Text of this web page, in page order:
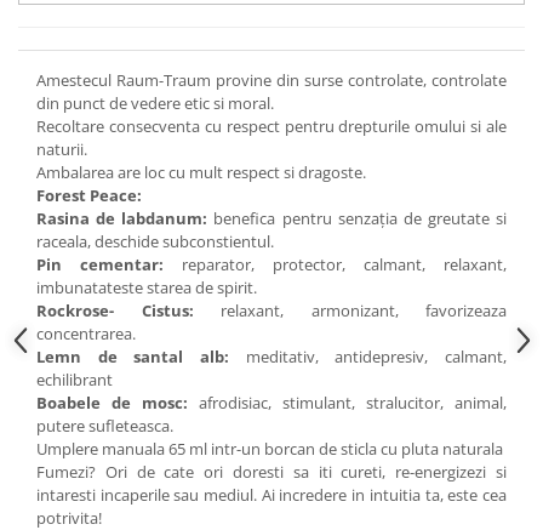
Amestecul Raum-Traum provine din surse controlate, controlate
din punct de vedere etic si moral.
Recoltare consecventa cu respect pentru drepturile omului si ale
naturii.
Ambalarea are loc cu mult respect si dragoste.
Forest Peace:
Rasina de labdanum: benefica pentru senzația de greutate si
raceala, deschide subconstientul.
Pin cementar: reparator, protector, calmant, relaxant,
imbunatateste starea de spirit.
Rockrose- Cistus: relaxant, armonizant, favorizeaza
concentrarea.
Lemn de santal alb: meditativ, antidepresiv, calmant,
echilibrant
Boabele de mosc: afrodisiac, stimulant, stralucitor, animal,
putere sufleteasca.
Umplere manuala 65 ml intr-un borcan de sticla cu pluta naturala
Fumezi? Ori de cate ori doresti sa iti cureti, re-energizezi si
intaresti incaperile sau mediul. Ai incredere in intuitia ta, este cea
potrivita!